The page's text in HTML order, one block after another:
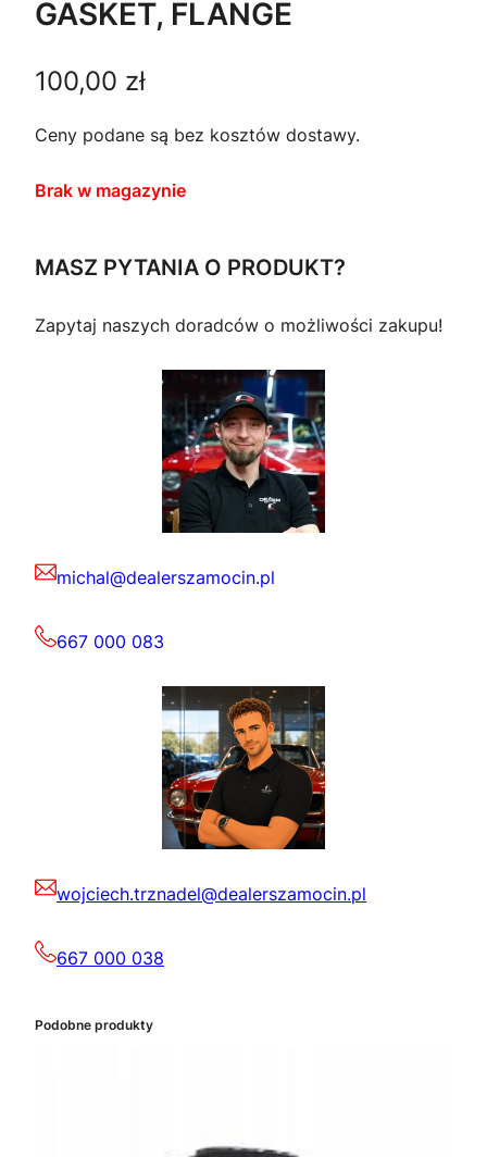
GASKET, FLANGE
100,00 zł
Ceny podane są bez kosztów dostawy.
Brak w magazynie
MASZ PYTANIA O PRODUKT?
Zapytaj naszych doradców o możliwości zakupu!
michal@dealerszamocin.pl
667 000 083
wojciech.trznadel@dealerszamocin.pl
667 000 038
Podobne produkty